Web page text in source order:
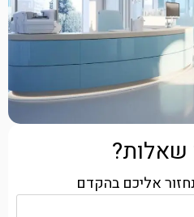
שאלות?
אליכם בהקדם